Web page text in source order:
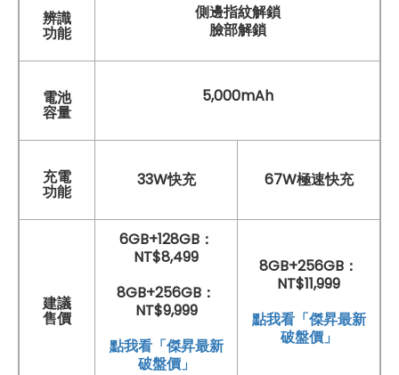
辨識
功能
側邊指紋解鎖
臉部解鎖
電池
容量
5,000mAh
充電
功能
33W快充 67W極速快充
建議
售價
6GB+128GB：
NT$8,499
8GB+256GB：
NT$9,999
點我看「傑昇最新
破盤價」
8GB+256GB：
NT$11,999
點我看「傑昇最新
破盤價」